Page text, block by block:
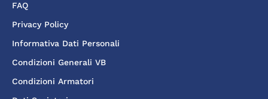
FAQ
Privacy Policy
Informativa Dati Personali
Condizioni Generali VB
Condizioni Armatori